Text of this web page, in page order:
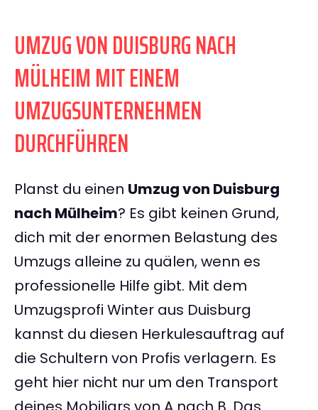
UMZUG VON DUISBURG NACH
MÜLHEIM MIT EINEM
UMZUGSUNTERNEHMEN
DURCHFÜHREN
Planst du einen Umzug von Duisburg
nach Mülheim? Es gibt keinen Grund,
dich mit der enormen Belastung des
Umzugs alleine zu quälen, wenn es
professionelle Hilfe gibt. Mit dem
Umzugsprofi Winter aus Duisburg
kannst du diesen Herkulesauftrag auf
die Schultern von Profis verlagern. Es
geht hier nicht nur um den Transport